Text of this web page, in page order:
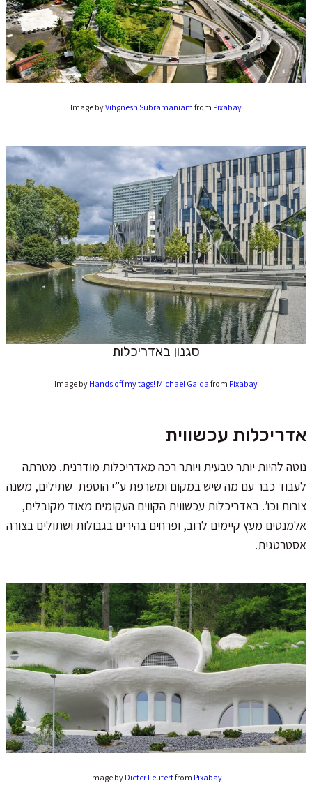
Image byVihgnesh Subramaniam from Pixabay
סגנון באדריכלות
Image by Hands off my tags! Michael Gaida from Pixabay
אדריכלות עכשווית
נוטה להיות יותר טבעית ויותר רכה מאדריכלות מודרנית. מטרתה
לעבוד כבר עם מה שיש במקום ומשרפת ע”י הוספת שתילים, משנה
צורות וכו’. באדריכלות עכשווית הקווים העקומים מאוד מקובלים,
אלמנטים מעץ קיימים לרוב, ופרחים בהירים בגבולות ושתולים בצורה
אסטרטגית.
Image by Dieter Leutertfrom Pixabay